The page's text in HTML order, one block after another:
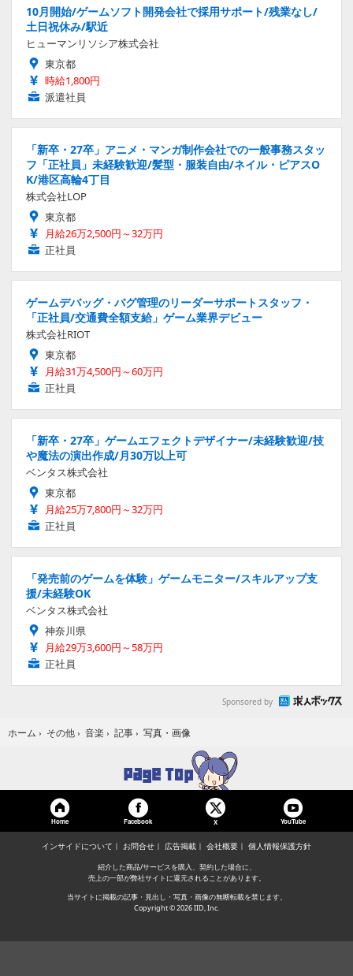
10月開始/ゲームソフト開発会社で採用サポート/残業なし/
土日祝休み/駅近
ヒューマンリソシア株式会社
東京都
時給1,800円
派遣社員
「新卒・27卒」アニメ・マンガ制作会社での一般事務スタッ
フ「正社員」未経験歓迎/髪型・服装自由/ネイル・ピアスO
K/港区高輪4丁目
株式会社LOP
東京都
月給26万2,500円～32万円
正社員
ゲームデバッグ・バグ管理のリーダーサポートスタッフ・
「正社員/交通費全額支給」ゲーム業界デビュー
株式会社RIOT
東京都
月給31万4,500円～60万円
正社員
「新卒・27卒」ゲームエフェクトデザイナー/未経験歓迎/技
や魔法の演出作成/月30万以上可
ベンタス株式会社
東京都
月給25万7,800円～32万円
正社員
「発売前のゲームを体験」ゲームモニター/スキルアップ支
援/未経験OK
ベンタス株式会社
神奈川県
月給29万3,600円～58万円
正社員
Sponsored by
ホーム › その他 › 音楽 › 記事 › 写真・画像
Home Facebook X YouTube
インサイドについて お問合せ 広告掲載 会社概要 個人情報保護方針
紹介した商品/サービスを購入、契約した場合に、
売上の一部が弊社サイトに還元されることがあります。
当サイトに掲載の記事・見出し・写真・画像の無断転載を禁じます。
Copyright © 2026 IID, Inc.